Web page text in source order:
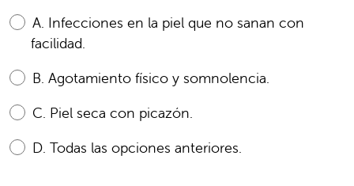
A. Infecciones en la piel que no sanan con
facilidad.
B. Agotamiento físico y somnolencia.
C. Piel seca con picazón.
D. Todas las opciones anteriores.